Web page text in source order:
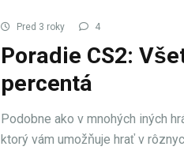
Pred 3 roky 4
Poradie CS2:
percentá
Podobne ako v mnohých iných
ktorý vám umožňuje hrať v